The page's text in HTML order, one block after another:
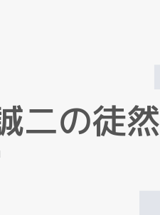
二の徒然